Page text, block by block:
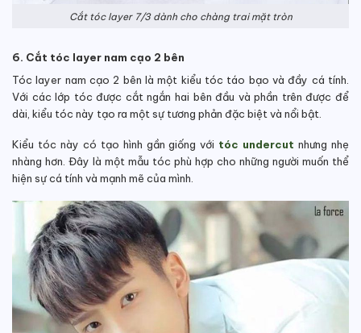
Cắt tóc layer 7/3 dành cho chàng trai mặt tròn
6. Cắt tóc layer nam cạo 2 bên
Tóc layer nam cạo 2 bên là một kiểu tóc táo bạo và đầy cá tính.
Với các lớp tóc được cắt ngắn hai bên đầu và phần trên được để
dài, kiểu tóc này tạo ra một sự tương phản đặc biệt và nổi bật.
Kiểu tóc này có tạo hình gần giống với tóc undercut nhưng nhẹ
nhàng hơn. Đây là một mẫu tóc phù hợp cho những người muốn thể
hiện sự cá tính và mạnh mẽ của mình.